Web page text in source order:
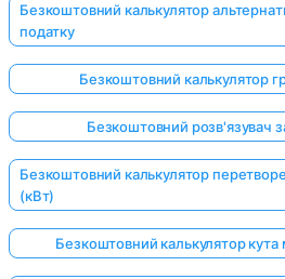
Безкоштовний калькулятор
податку
Безкоштовний калькулятор
Безкоштовний розв'язувач
Безкоштовний калькулятор
(кВт)
Безкоштовний калькулятор